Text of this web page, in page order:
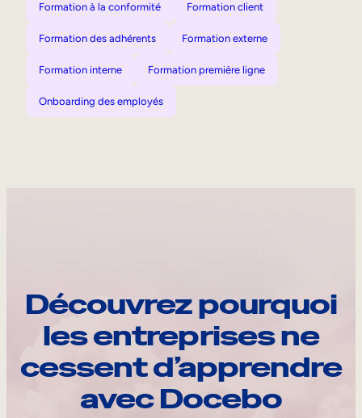
Formation à la conformité Formation client
Formation des adhérents Formation externe
Formation interne Formation première ligne
Onboarding des employés
Découvrez pourquoi
les entreprises ne
cessent d’apprendre
avec Docebo